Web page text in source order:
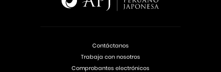
Contáctanos
Trabaja con nosotros
Comprobantes electrónicos